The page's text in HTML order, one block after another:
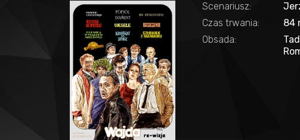
Scenariusz:
Czas trwania:
84
Obsada: